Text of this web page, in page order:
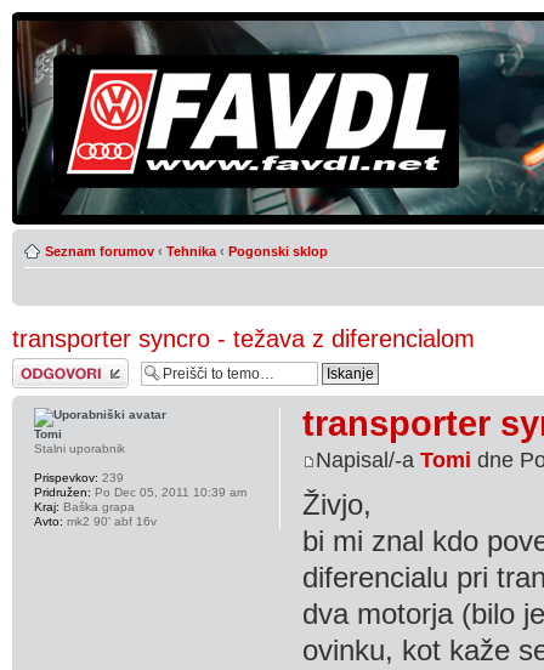
Seznam forumov ‹ Tehnika ‹ Pogonski sklop
transporter syncro - težava z diferencialom
Napiši odgovor
transporter
Napisal/-aTomi dne
Živjo,
bi mi znal kdo
diferencialu pri
dva motorja (bilo
ovinku, kot kaže
Tomi
Stalni uporabnik
Prispevkov: 239
Pridružen: Po Dec 05, 2011 10:39 am
Kraj: Baška grapa
Avto: mk2 90' abf 16v